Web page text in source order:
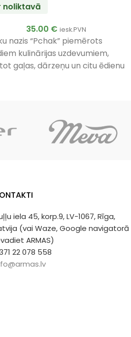
noliktavā
35.00 € iesk.PVN
nazis “Pchak” piemērots
kulinārijas uzdevumiem,
gaļas, dārzeņu un citu ēdienu
kvalitāte.
ka dāvana.
iela 45, korp.9, LV-1067, Rīga,
(vai Waze, Google navigatorā
ARMAS)
22 078 558